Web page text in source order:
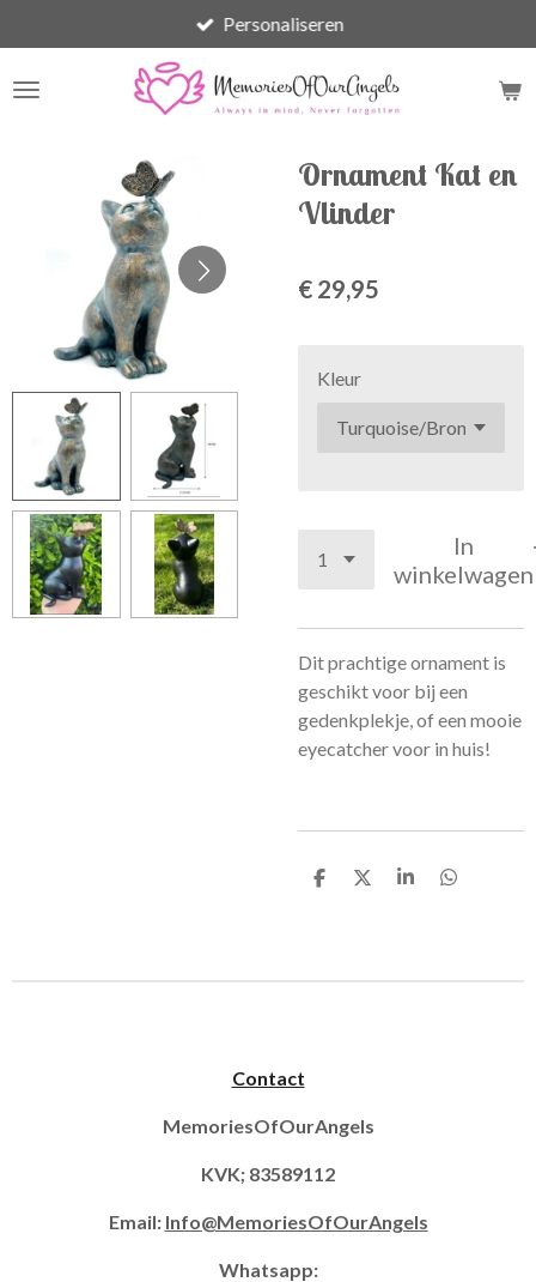
direct
naar
Personaliseren
Ornament Kat en
Vlinder
€ 29,95
Kleur
In
winkelwagen
Dit prachtige ornament is
geschikt voor bij een
gedenkplekje, of een mooie
eyecatcher voor in huis!
D
D
S
D
Contact
MemoriesOfOurAngels
KVK; 83589112
Email: Info@MemoriesOfOurAngels
Whatsapp: